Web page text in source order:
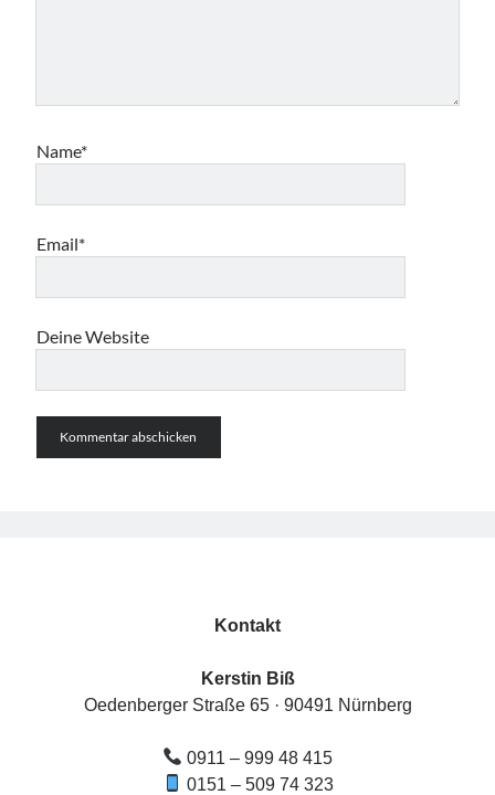
Suchen
Name*
Email*
Deine Website
Kontakt
Kerstin Biß
Oedenberger Straße 65 · 90491 Nürnberg
0911 – 999 48 415
0151 – 509 74 323